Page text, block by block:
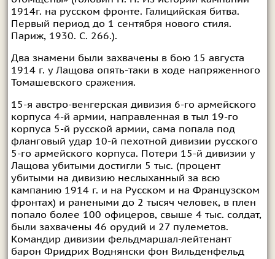
1914г. на русском фронте. Галицийская битва.
Первый период до 1 сентября нового стиля.
Париж, 1930. С. 266.).
Два знамени были захвачены в бою 15 августа
1914 г. у Лащова опять-таки в ходе напряженного
Томашевского сражения.
15-я австро-венгерская дивизия 6-го армейского
корпуса 4-й армии, направленная в тыл 19-го
корпуса 5-й русской армии, сама попала под
фланговый удар 10-й пехотной дивизии русского
5-го армейского корпуса. Потери 15-й дивизии у
Лащова убитыми достигли 5 тыс. (процент
убитыми на дивизию неслыханный за всю
кампанию 1914 г. и на Русском и на Французском
фронтах) и ранеными до 2 тысяч человек, в плен
попало более 100 офицеров, свыше 4 тыс. солдат,
были захвачены 46 орудий и 27 пулеметов.
Командир дивизии фельдмаршал-лейтенант
барон Фридрих Воднянски фон Вильденфельд